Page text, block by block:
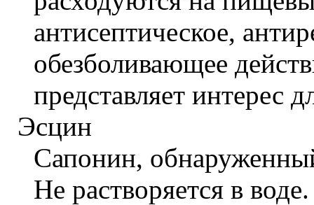
антисептическое,
обезболивающее
представляет интерес
Эсцин
Сапонин,
Не растворяется в